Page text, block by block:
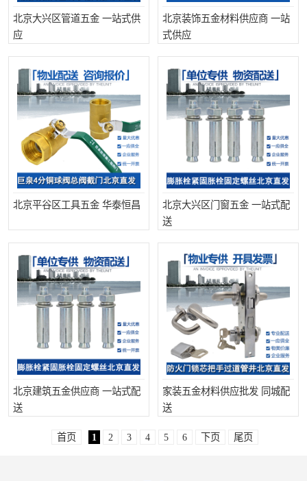
北京大兴区管道五金 一站式供
应
北京装饰五金材料供应商 一站
式供应
北京平谷区工具五金 华泰恒昌
北京大兴区门窗五金 一站式配
送
北京建筑五金供应商 一站式配
送
家装五金材料供应批发 同城配
送
首页 1 2 3 4 5 6 下页 尾页